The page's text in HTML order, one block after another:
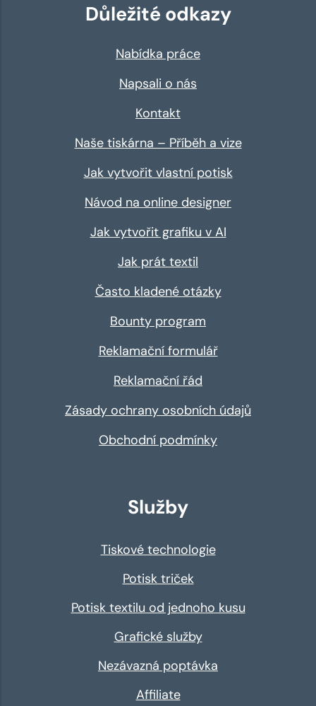
Důležité odkazy
Nabídka práce
Napsali o nás
Kontakt
Naše tiskárna – Příběh a vize
Jak vytvořit vlastní potisk
Návod na online designer
Jak vytvořit grafiku v AI
Jak prát textil
Často kladené otázky
Bounty program
Reklamační formulář
Reklamační řád
Zásady ochrany osobních údajů
Obchodní podmínky
Služby
Tiskové technologie
Potisk triček
Potisk textilu od jednoho kusu
Grafické služby
Nezávazná poptávka
Affiliate